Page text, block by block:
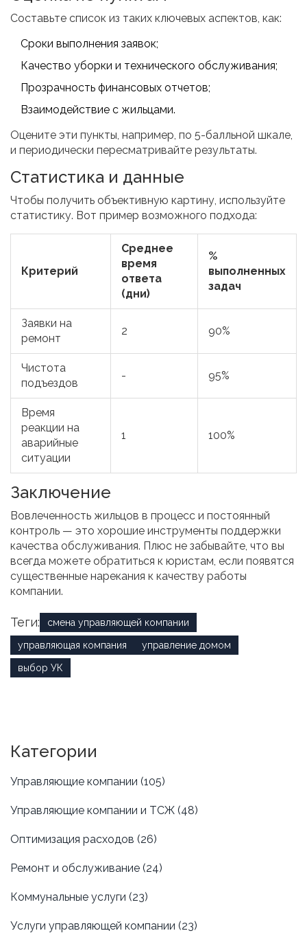
Составьте список из таких ключевых аспектов, как:
Сроки выполнения заявок;
Качество уборки и технического обслуживания;
Прозрачность финансовых отчетов;
Взаимодействие с жильцами.
Оцените эти пункты, например, по 5-балльной шкале,
и периодически пересматривайте результаты.
Статистика и данные
Чтобы получить объективную картину, используйте
статистику. Вот пример возможного подхода:
Критерий
Среднее
время
ответа
(дни)
%
выполненных
задач
Заявки на
ремонт
2 90%
Чистота
подъездов
- 95%
Время
реакции на
аварийные
ситуации
1 100%
Заключение
Вовлеченность жильцов в процесс и постоянный
контроль — это хорошие инструменты поддержки
качества обслуживания. Плюс не забывайте, что вы
всегда можете обратиться к юристам, если появятся
существенные нарекания к качеству работы
компании.
Теги: смена управляющей компании
управляющая компания управление домом
выбор УК
Категории
Управляющие компании (105)
Управляющие компании и ТСЖ (48)
Оптимизация расходов (26)
Ремонт и обслуживание (24)
Коммунальные услуги (23)
Услуги управляющей компании (23)